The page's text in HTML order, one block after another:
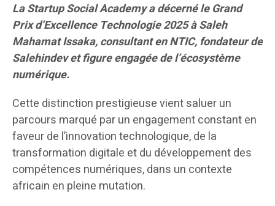
La Startup Social Academy a décerné le Grand
Prix d’Excellence Technologie 2025 à Saleh
Mahamat Issaka, consultant en NTIC, fondateur de
Salehindev et figure engagée de l’écosystème
numérique.
Cette distinction prestigieuse vient saluer un
parcours marqué par un engagement constant en
faveur de l’innovation technologique, de la
transformation digitale et du développement des
compétences numériques, dans un contexte
africain en pleine mutation.